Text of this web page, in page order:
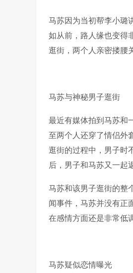
马苏因为当初帮李小璐
如从前，路人缘也变得
逛街，两个人亲密搂腰
马苏与神秘男子逛街
最近有媒体拍到马苏和
至两个人还穿了情侣外
逛街的过程中，男子时
后，男子和马苏又一起
马苏和该男子逛街的整
闻事件，马苏并没有正
在感情方面还是非常低
马苏疑似恋情曝光